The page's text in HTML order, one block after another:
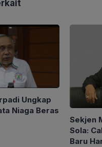
Ungkap
Niaga Beras
Sekjen
Sola:
Baru